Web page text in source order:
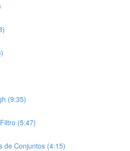
(9:35)
(5:47)
de Conjuntos (4:15)